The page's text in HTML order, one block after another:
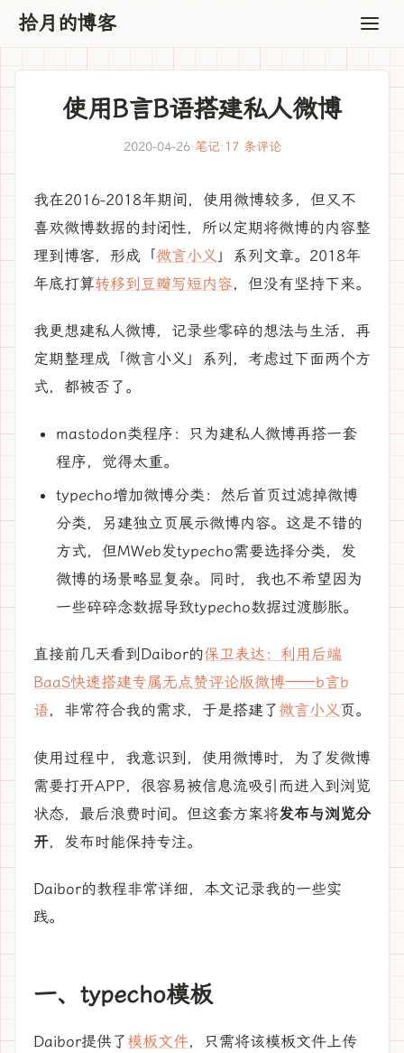
拾月的博客
使用B言B语搭建私人微博
2020-04-26·笔记· 17 条评论
我在2016-2018年期间，使用微博较多，但又不
喜欢微博数据的封闭性，所以定期将微博的内容整
理到博客，形成「微言小义 」系列文章。2018年
年底打算转移到豆瓣写短内容，但没有坚持下来。
我更想建私人微博，记录些零碎的想法与生活，再
定期整理成「微言小义」系列，考虑过下面两个方
式，都被否了。
mastodon类程序：只为建私人微博再搭一套
程序，觉得太重。
typecho增加微博分类：然后首页过滤掉微博
分类，另建独立页展示微博内容。这是不错的
方式，但MWeb发typecho需要选择分类，发
微博的场景略显复杂。同时，我也不希望因为
一些碎碎念数据导致typecho数据过渡膨胀。
直接前几天看到Daibor的保卫表达：利用后端
BaaS快速搭建专属无点赞评论版微博——b言b
语，非常符合我的需求，于是搭建了微言小义页。
使用过程中，我意识到，使用微博时，为了发微博
需要打开APP，很容易被信息流吸引而进入到浏览
状态，最后浪费时间。但这套方案将发布与浏览分
开，发布时能保持专注。
Daibor的教程非常详细，本文记录我的一些实
践。
一、typecho模板
Daibor提供了 模板文件，只需将该模板文件上传